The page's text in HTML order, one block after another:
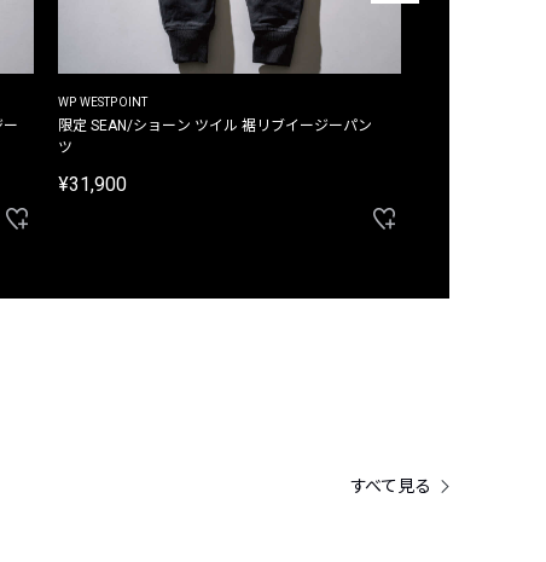
ー
WP WESTPOINT
限定 SEAN/ショーン ツイル 裾リブイージーパン
ツ
¥31,900
すべて見る